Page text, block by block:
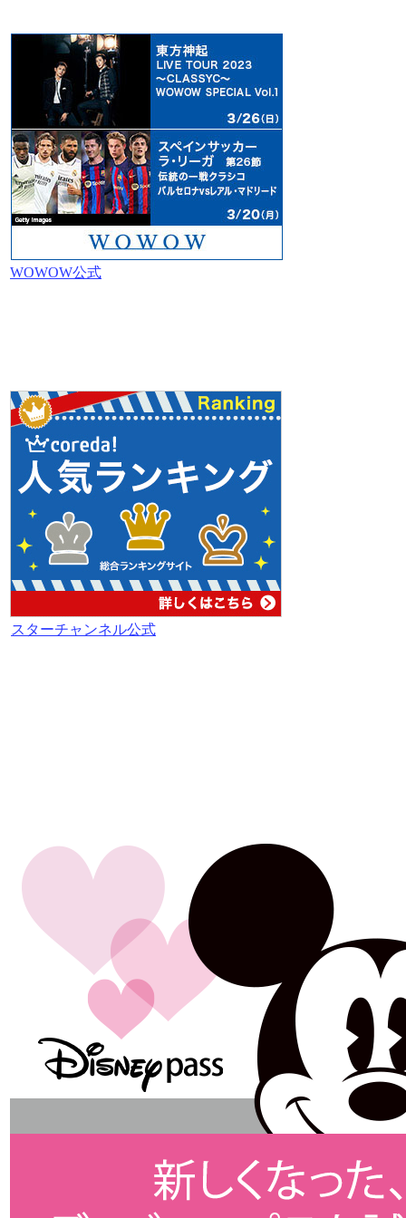
WOWOW公式
スターチャンネル公式